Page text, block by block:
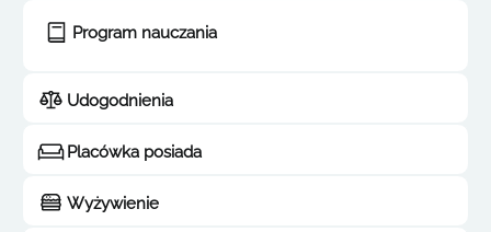
Program nauczania
Udogodnienia
Placówka posiada
Wyżywienie